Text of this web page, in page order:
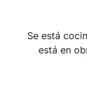
Se está
está en